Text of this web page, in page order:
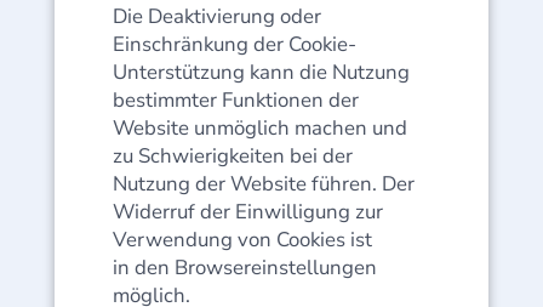
Die Deaktivierung oder
Einschränkung der Cookie-
Unterstützung kann die Nutzung
bestimmter Funktionen der
Website unmöglich machen und
zu Schwierigkeiten bei der
Nutzung der Website führen. Der
Widerruf der Einwilligung zur
Verwendung von Cookies ist
in den Browsereinstellungen
möglich.